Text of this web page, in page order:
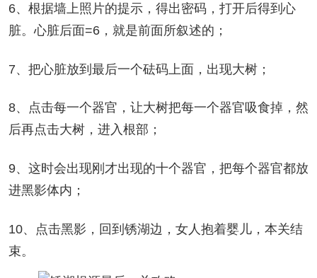
6、根据墙上照片的提示，得出密码，打开后得到心
脏。心脏后面=6，就是前面所叙述的；
7、把心脏放到最后一个砝码上面，出现大树；
8、点击每一个器官，让大树把每一个器官吸食掉，然
后再点击大树，进入根部；
9、这时会出现刚才出现的十个器官，把每个器官都放
进黑影体内；
10、点击黑影，回到锈湖边，女人抱着婴儿，本关结
束。